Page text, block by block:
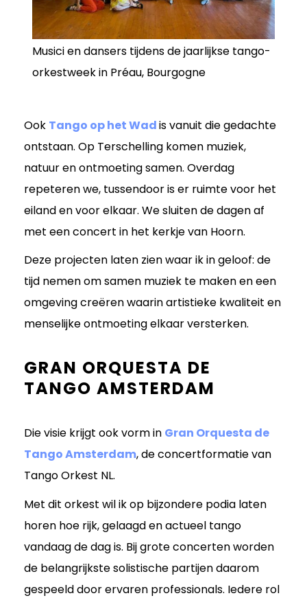
Musici en dansers tijdens de jaarlijkse tango-
orkestweek in Préau, Bourgogne
Ook Tango op het Wadis vanuit die gedachte
ontstaan. Op Terschelling komen muziek,
natuur en ontmoeting samen. Overdag
repeteren we, tussendoor is er ruimte voor het
eiland en voor elkaar. We sluiten de dagen af
met een concert in het kerkje van Hoorn.
Deze projecten laten zien waar ik in geloof: de
tijd nemen om samen muziek te maken en een
omgeving creëren waarin artistieke kwaliteit en
menselijke ontmoeting elkaar versterken.
GRAN ORQUESTA DE
TANGO AMSTERDAM
Die visie krijgt ook vorm in Gran Orquesta de
Tango Amsterdam, de concertformatie van
Tango Orkest NL.
Met dit orkest wil ik op bijzondere podia laten
horen hoe rijk, gelaagd en actueel tango
vandaag de dag is. Bij grote concerten worden
de belangrijkste solistische partijen daarom
gespeeld door ervaren professionals. Iedere rol